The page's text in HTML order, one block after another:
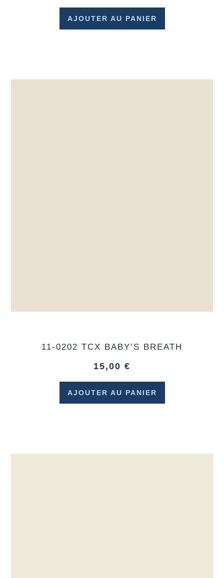
AJOUTER AU PANIER
11-0202 TCX BABY’S BREATH
15,00 €
AJOUTER AU PANIER